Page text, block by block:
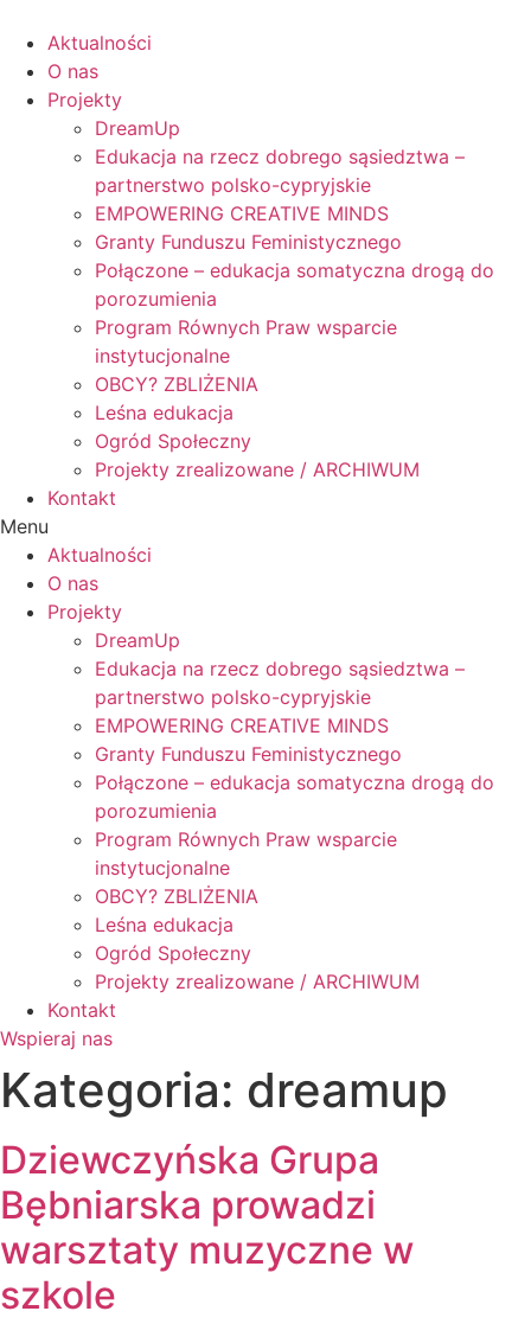
content
Aktualności
O nas
Projekty
DreamUp
Edukacja na rzecz dobrego sąsiedztwa –
partnerstwo polsko-cypryjskie
EMPOWERING CREATIVE MINDS
Granty Funduszu Feministycznego
Połączone – edukacja somatyczna drogą do
porozumienia
Program Równych Praw wsparcie
instytucjonalne
OBCY? ZBLIŻENIA
Leśna edukacja
Ogród Społeczny
Projekty zrealizowane / ARCHIWUM
Kontakt
Menu
Aktualności
O nas
Projekty
DreamUp
Edukacja na rzecz dobrego sąsiedztwa –
partnerstwo polsko-cypryjskie
EMPOWERING CREATIVE MINDS
Granty Funduszu Feministycznego
Połączone – edukacja somatyczna drogą do
porozumienia
Program Równych Praw wsparcie
instytucjonalne
OBCY? ZBLIŻENIA
Leśna edukacja
Ogród Społeczny
Projekty zrealizowane / ARCHIWUM
Kontakt
Wspieraj nas
Kategoria: dreamup
Dziewczyńska Grupa
Bębniarska prowadzi
warsztaty muzyczne w
szkole